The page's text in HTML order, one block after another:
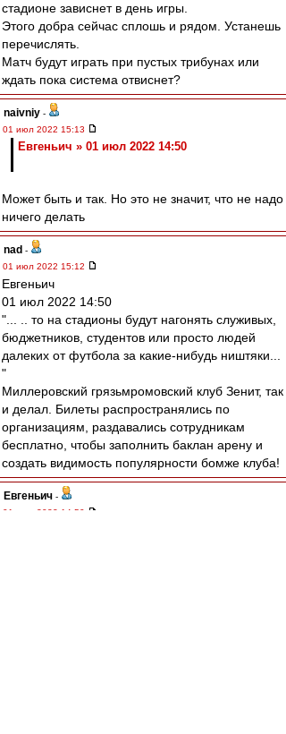
стадионе зависнет в день игры.
Этого добра сейчас сплошь и рядом. Устанешь
перечислять.
Матч будут играть при пустых трибунах или
ждать пока система отвиснет?
naivniy -
01 июл 2022 15:13
Евгеньич » 01 июл 2022 14:50
Может быть и так. Но это не значит, что не надо
ничего делать
nad -
01 июл 2022 15:12
Евгеньич
01 июл 2022 14:50
"... .. то на стадионы будут нагонять служивых,
бюджетников, студентов или просто людей
далеких от футбола за какие-нибудь ништяки...
"
Миллеровский грязьмромовский клуб Зенит, так
и делал. Билеты распространялись по
организациям, раздавались сотрудникам
бесплатно, чтобы заполнить баклан арену и
создать видимость популярности бомже клуба!
Евгеньич -
01 июл 2022 14:50